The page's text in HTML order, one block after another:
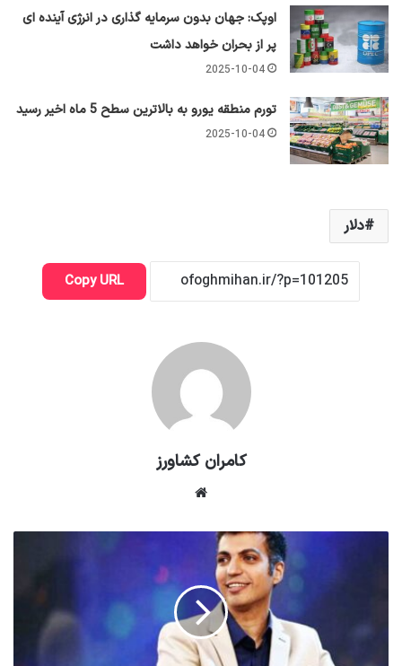
اوپک: جهان بدون سرمایه گذاری در انرژی آینده ای
پر از بحران خواهد داشت
2025-10-04
تورم منطقه یورو به بالاترین سطح 5 ماه اخیر رسید
2025-10-04
دلار
Copy URL
کامران کشاورز